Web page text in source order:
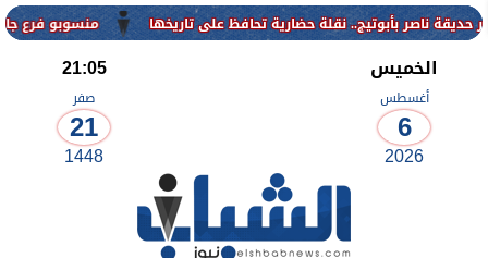
منسوبو فرع جامعة الأزهر للوجه
الخميس
أغسطس
6
2026
21:05
صفر
21
1448